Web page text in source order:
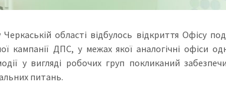
області відбулось відкриття Офісу
кампанії ДПС, у межах якої аналогічні офіси
у вигляді робочих груп покликаний
питань.